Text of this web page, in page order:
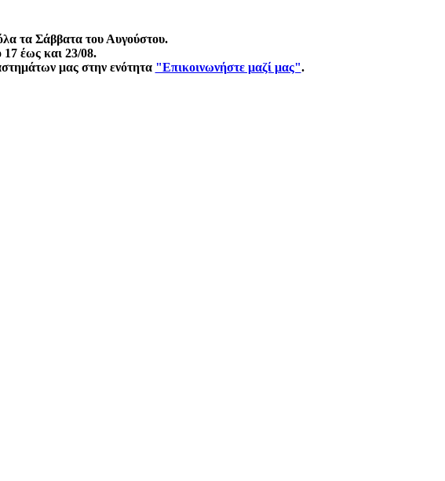
τα Σάββατα του Αυγούστου.
17 έως και 23/08.
μας στην ενότητα "Επικοινωνήστε μαζί μας".